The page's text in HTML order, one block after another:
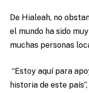
De Hialeah, no
el mundo ha sido
muchas personas
“Estoy aquí para
historia de este